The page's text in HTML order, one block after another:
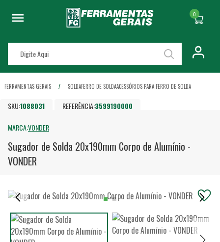
0
FERRAMENTAS GERAIS SOLDAFERRO DE SOLDAACESSÓRIOS PARA FERRO DE SOLDA
SKU:1088031 REFERÊNCIA:3599190000
MARCA:VONDER
Sugador de Solda 20x190mm Corpo de Alumínio -
VONDER